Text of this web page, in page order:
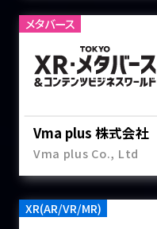
メタバース
Vma plus 株式会社
Vma plus Co., Ltd
XR(AR/VR/MR)